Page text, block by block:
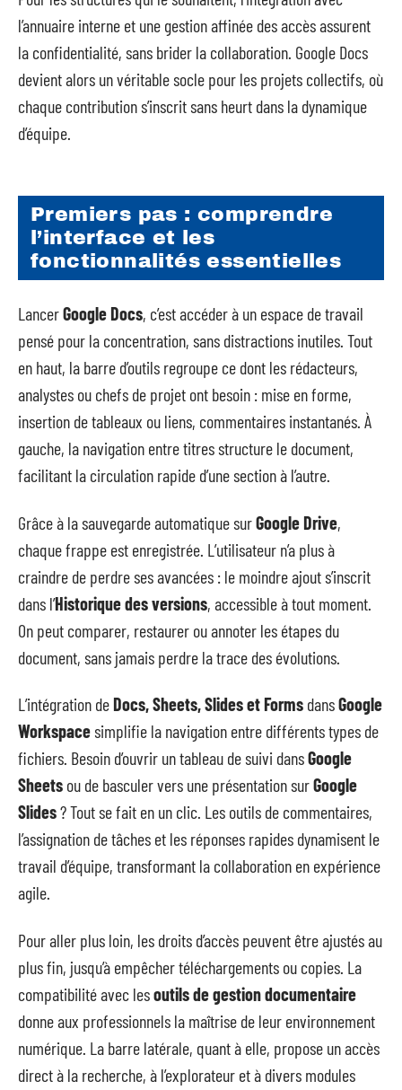
l’annuaire interne et une gestion affinée des accès assurent
la confidentialité, sans brider la collaboration. Google Docs
devient alors un véritable socle pour les projets collectifs, où
chaque contribution s’inscrit sans heurt dans la dynamique
d’équipe.
Premiers pas : comprendre
l’interface et les
fonctionnalités essentielles
LancerGoogle Docs, c’est accéder à un espace de travail
pensé pour la concentration, sans distractions inutiles. Tout
en haut, la barre d’outils regroupe ce dont les rédacteurs,
analystes ou chefs de projet ont besoin : mise en forme,
insertion de tableaux ou liens, commentaires instantanés. À
gauche, la navigation entre titres structure le document,
facilitant la circulation rapide d’une section à l’autre.
Grâce à la sauvegarde automatique surGoogle Drive,
chaque frappe est enregistrée. L’utilisateur n’a plus à
craindre de perdre ses avancées : le moindre ajout s’inscrit
dans l’Historique des versions, accessible à tout moment.
On peut comparer, restaurer ou annoter les étapes du
document, sans jamais perdre la trace des évolutions.
L’intégration deDocs, Sheets, Slides et Forms dansGoogle
Workspacesimplifie la navigation entre différents types de
fichiers. Besoin d’ouvrir un tableau de suivi dansGoogle
Sheets ou de basculer vers une présentation surGoogle
Slides? Tout se fait en un clic. Les outils de commentaires,
l’assignation de tâches et les réponses rapides dynamisent le
travail d’équipe, transformant la collaboration en expérience
agile.
Pour aller plus loin, les droits d’accès peuvent être ajustés au
plus fin, jusqu’à empêcher téléchargements ou copies. La
compatibilité avec lesoutils de gestion documentaire
donne aux professionnels la maîtrise de leur environnement
numérique. La barre latérale, quant à elle, propose un accès
direct à la recherche, à l’explorateur et à divers modules